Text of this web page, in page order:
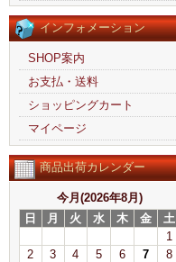
インフォメーション
SHOP案内
お支払・送料
ショッピングカート
マイページ
商品出荷カレンダー
今月(2026年8月)
日
月 火 水 木 金
土
1
2
3 4 5 6 7
8